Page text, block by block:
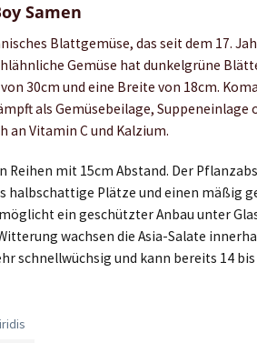
Samen
Blattgemüse, das seit dem 17.
Gemüse hat dunkelgrüne
30cm und eine Breite von 18cm.
als Gemüsebeilage, Suppeneinlage
an Vitamin C und Kalzium.
Reihen mit 15cm Abstand. Der
halbschattige Plätze und einen mäßig
ein geschützter Anbau unter
wachsen die Asia-Salate
schnellwüchsig und kann bereits 14 bis